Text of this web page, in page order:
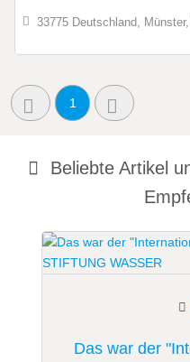
33775 Deutschland,
1
Beliebte Artikel
Das war der